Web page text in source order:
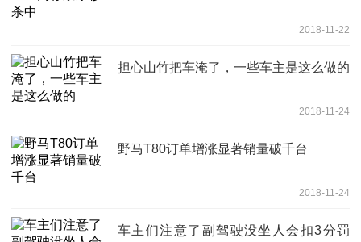
2018-11-22
担心山竹把车淹了，一些车主是这么做的
2018-11-24
野马T80订单增涨显著销量破千台
2018-11-24
车主们注意了副驾驶没坐人会扣3分罚